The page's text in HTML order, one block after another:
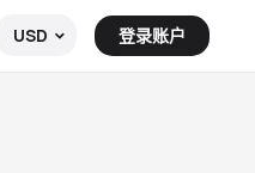
USD 登录账户